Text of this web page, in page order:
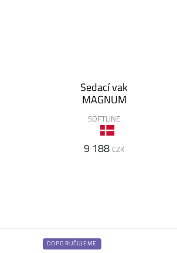
Sedací vak
MAGNUM
SOFTLINE
9 188 CZK
DOPORUČUJEME